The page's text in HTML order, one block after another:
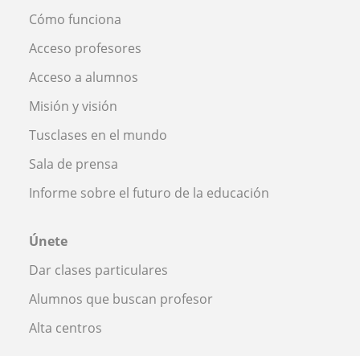
Cómo funciona
Acceso profesores
Acceso a alumnos
Misión y visión
Tusclases en el mundo
Sala de prensa
Informe sobre el futuro de la educación
Únete
Dar clases particulares
Alumnos que buscan profesor
Alta centros